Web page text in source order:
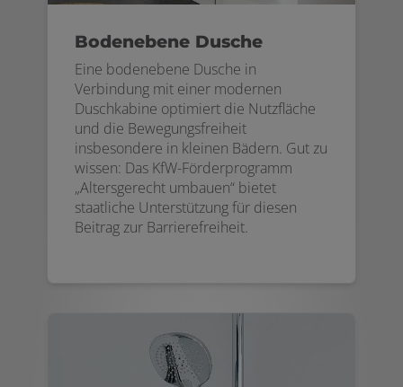
Bodenebene Dusche
Eine bodenebene Dusche in
Verbindung mit einer modernen
Duschkabine optimiert die Nutzfläche
und die Bewegungsfreiheit
insbesondere in kleinen Bädern. Gut zu
wissen: Das KfW-Förderprogramm
„Altersgerecht umbauen“ bietet
staatliche Unterstützung für diesen
Beitrag zur Barrierefreiheit.